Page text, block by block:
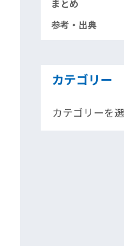
まとめ
参考・出典
カテゴリー